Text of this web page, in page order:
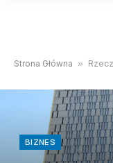
Strona Główna » Rzecznik
BIZNES